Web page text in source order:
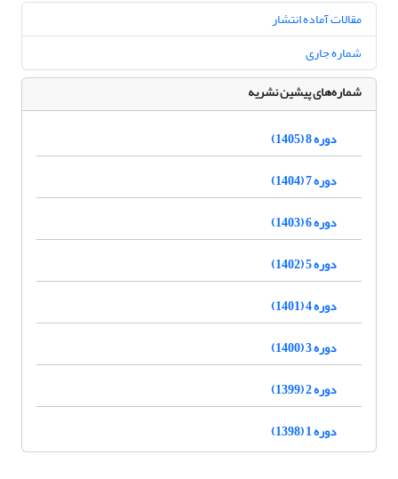
مقالات آماده انتشار
شماره جاری
شماره‌های پیشین نشریه
دوره 8 (1405)
دوره 7 (1404)
دوره 6 (1403)
دوره 5 (1402)
دوره 4 (1401)
دوره 3 (1400)
دوره 2 (1399)
دوره 1 (1398)